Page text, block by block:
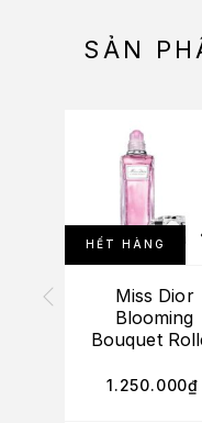
SẢN
HẾT HÀNG
Miss Dior
Blooming
Bouquet
1.250.000₫